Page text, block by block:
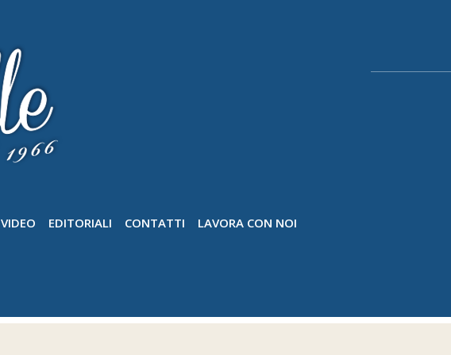
VIDEO EDITORIALI CONTATTI LAVORA CON NOI